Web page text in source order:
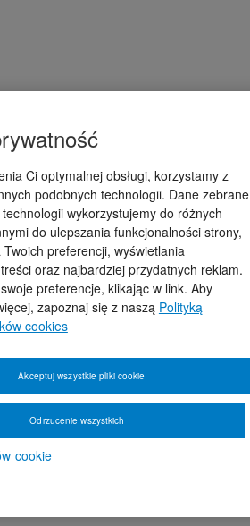
Ci optymalnej obsługi, korzystamy z
podobnych technologii. Dane zebrane
wykorzystujemy do różnych
do ulepszania funkcjonalności strony,
preferencji, wyświetlania
oraz najbardziej przydatnych reklam.
preferencje, klikając w link. Aby
zapoznaj się z naszą Polityką
cookies
cookie
Odrzucenie wszystkich
Akceptuj wszystkie pliki cookie